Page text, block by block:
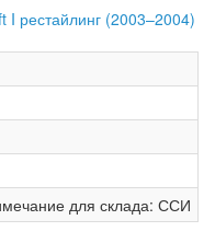
для склада: ССИ